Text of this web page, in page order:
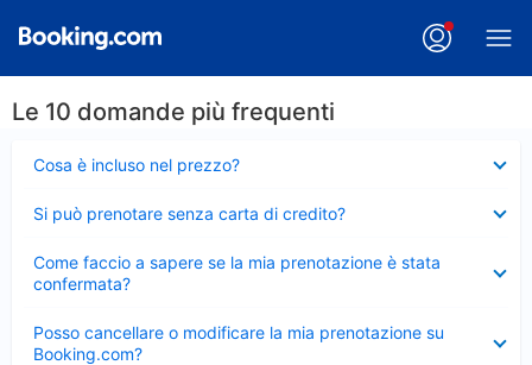
Le 10 domande più frequenti
Cosa è incluso nel prezzo?
chiuso
Si può prenotare senza carta di credito?
chiuso
Come faccio a sapere se la mia prenotazione è stata
confermata?
chiuso
Posso cancellare o modificare la mia prenotazione su
Booking.com?
chiuso